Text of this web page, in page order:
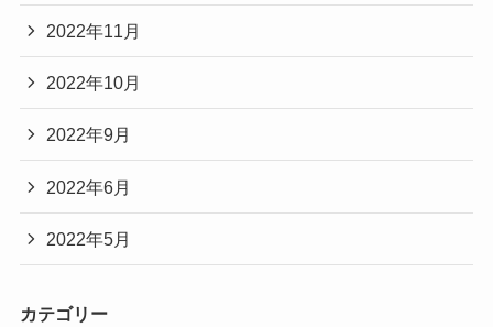
2022年11月
2022年10月
2022年9月
2022年6月
2022年5月
カテゴリー